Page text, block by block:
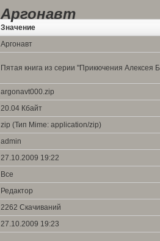
Аргонавт
Значение
Аргонавт
Пятая книга из серии "Прикючения Алексея
argonavt000.zip
20.04 Кбайт
zip (Тип Mime: application/zip)
admin
27.10.2009 19:22
Все
Редактор
2262 Скачиваний
27.10.2009 19:23